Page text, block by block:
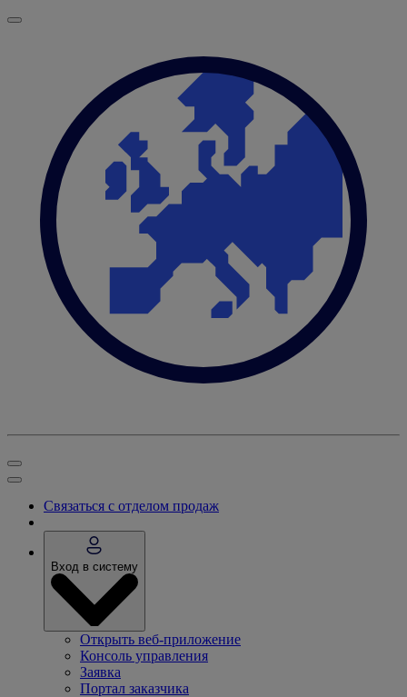
Связаться с отделом продаж
Вход в систему
Открыть веб-приложение
Консоль управления
Заявка
Портал заказчика